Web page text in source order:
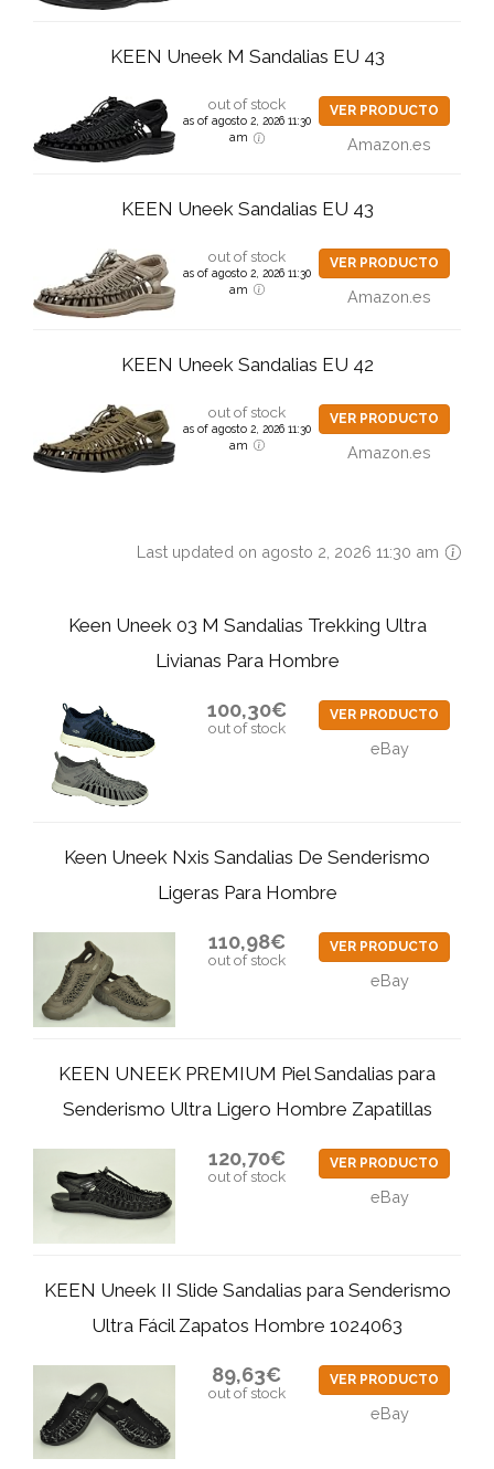
KEEN Uneek M Sandalias EU 43
out of stock
as of agosto 2, 2026 11:30
am
VER PRODUCTO
Amazon.es
KEEN Uneek Sandalias EU 43
out of stock
as of agosto 2, 2026 11:30
am
VER PRODUCTO
Amazon.es
KEEN Uneek Sandalias EU 42
out of stock
as of agosto 2, 2026 11:30
am
VER PRODUCTO
Amazon.es
Last updated on agosto 2, 2026 11:30 am
Keen Uneek 03 M Sandalias Trekking Ultra
Livianas Para Hombre
100,30€
out of stock
VER PRODUCTO
eBay
Keen Uneek Nxis Sandalias De Senderismo
Ligeras Para Hombre
110,98€
out of stock
VER PRODUCTO
eBay
KEEN UNEEK PREMIUM Piel Sandalias para
Senderismo Ultra Ligero Hombre Zapatillas
120,70€
out of stock
VER PRODUCTO
eBay
KEEN Uneek II Slide Sandalias para Senderismo
Ultra Fácil Zapatos Hombre 1024063
89,63€
out of stock
VER PRODUCTO
eBay